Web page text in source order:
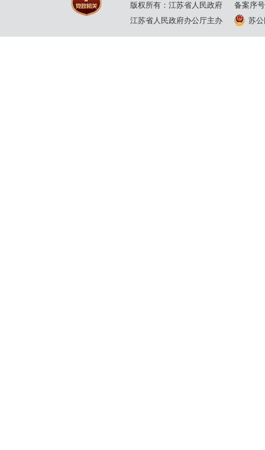
版权所有：江苏省人民政府
备案序
江苏省人民政府办公厅主办
苏